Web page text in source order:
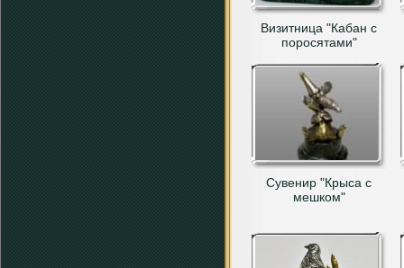
Визитница "Кабан с
поросятами"
Сувенир "Крыса с
мешком"